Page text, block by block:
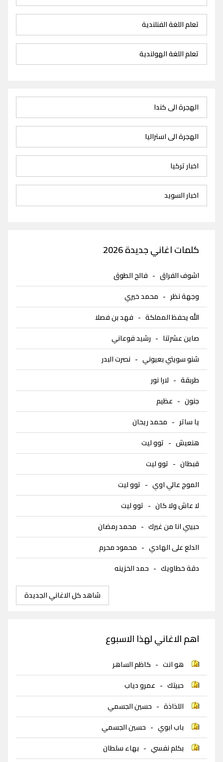
تعلم اللغة الفنلندية
تعلم اللغة الهولندية
الهجرة الى كندا
الهجرة الى استراليا
اخبار تركيا
اخبار السويد
كلمات اغاني جديدة 2026
اشوف الفراق - فالح الطوق
وجهة نظر - محمد خيري
الله يحفظ المملكة - فهد بن فصلا
صاين عشرتنا - رشيد فوعاني
شنو سويتي بعيوني - نصرت البدر
طربقة - لارا نور
جنون - عظيم
يا ساتر - محمد ريحان
هنعيش - توو ليت
قبطان - توو ليت
الموج عالي اوي - توو ليت
لا عاش ولا كان - توو ليت
حبيبي انا من غيرك - محمد رمضان
الدلع على الهادي - محمود محرم
دقة خطاويك - حمد الخزينه
شاهد كل الاغاني الجديدة
اهم الاغاني لهذا الاسبوع
هو انت - كاظم الساهر
حبيتك - عمرو دياب
اللذاذة - حسين الجسمي
باب ابوي - حسين الجسمي
بكلم نفسي - بهاء سلطان